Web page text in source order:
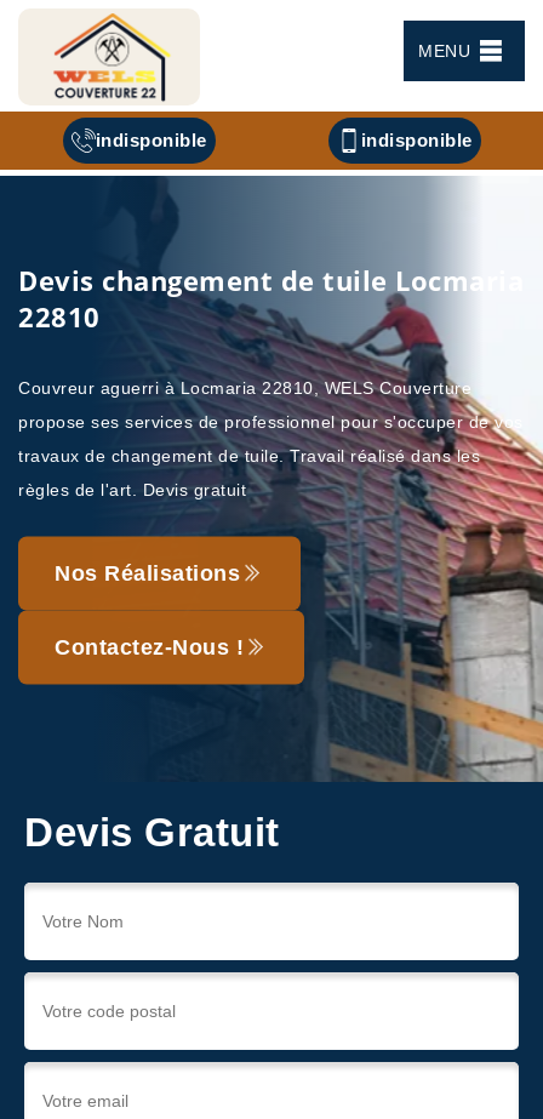
MENU
indisponible indisponible
Devis changement de tuile Locmaria
22810
Couvreur aguerri à Locmaria 22810, WELS Couverture
propose ses services de professionnel pour s'occuper de vos
travaux de changement de tuile. Travail réalisé dans les
règles de l'art. Devis gratuit
Nos Réalisations
Contactez-Nous !
Devis Gratuit